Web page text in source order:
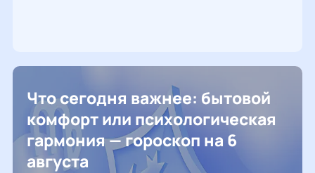
Что сегодня важнее: бытовой
комфорт или психологическая
гармония — гороскоп на 6
августа